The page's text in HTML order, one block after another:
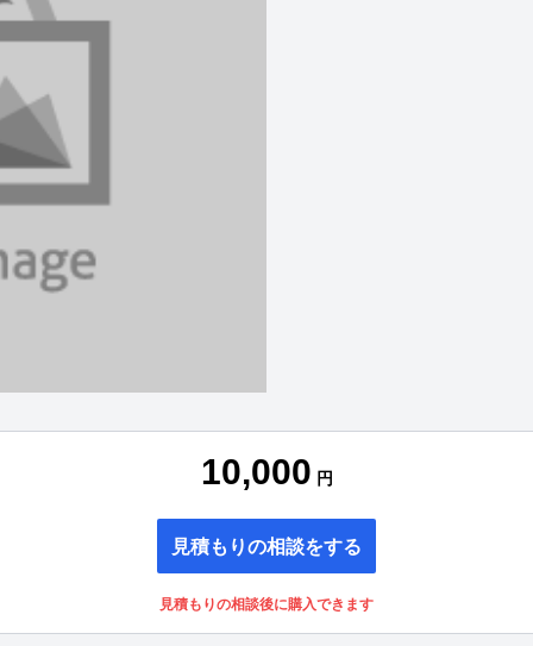
10,000 円
見積もりの相談をする
見積もりの相談後に購入できます